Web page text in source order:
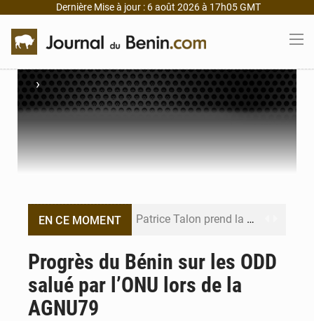
Dernière Mise à jour : 6 août 2026 à 17h05 GMT
›
EN CE MOMENT Patrice Talon prend la tête du premier bureau du Sénat du Bénin
Progrès du Bénin sur les ODD
salué par l’ONU lors de la
AGNU79